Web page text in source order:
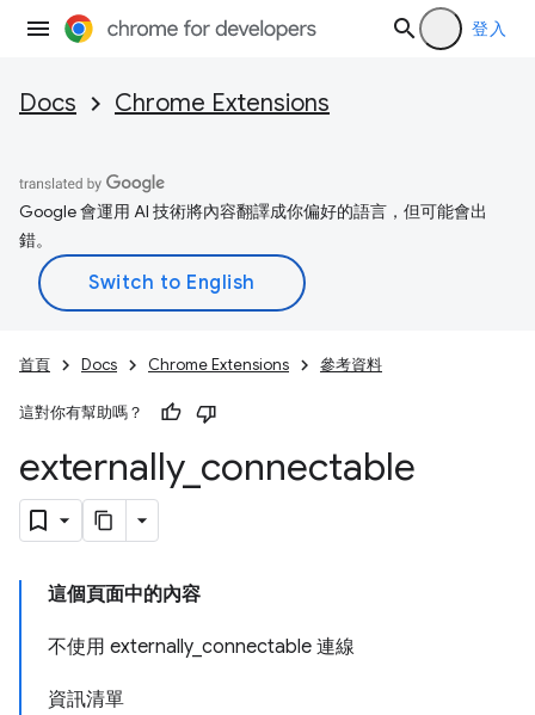
登入
Docs Chrome Extensions
Google 會運用 AI 技術將內容翻譯成你偏好的語言，但可能會出
錯。
首頁 Docs Chrome Extensions 參考資料
這對你有幫助嗎？
externally_ connectable
這個頁面中的內容
不使用 externally_connectable 連線
資訊清單